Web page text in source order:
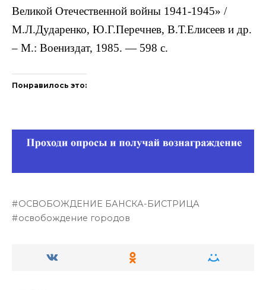
Великой Отечественной войны 1941-1945» /
М.Л.Дударенко, Ю.Г.Перечнев, В.Т.Елисеев и др.
– М.: Воениздат, 1985. — 598 с.
Понравилось это:
ОСВОБОЖДЕНИЕ БАНСКА-БИСТРИЦА
освобождение городов